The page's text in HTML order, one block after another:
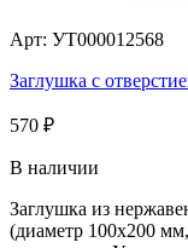
Арт: УТ000012568
Заглушка с
570 ₽
В наличии
Заглушка из
(диаметр 100х200